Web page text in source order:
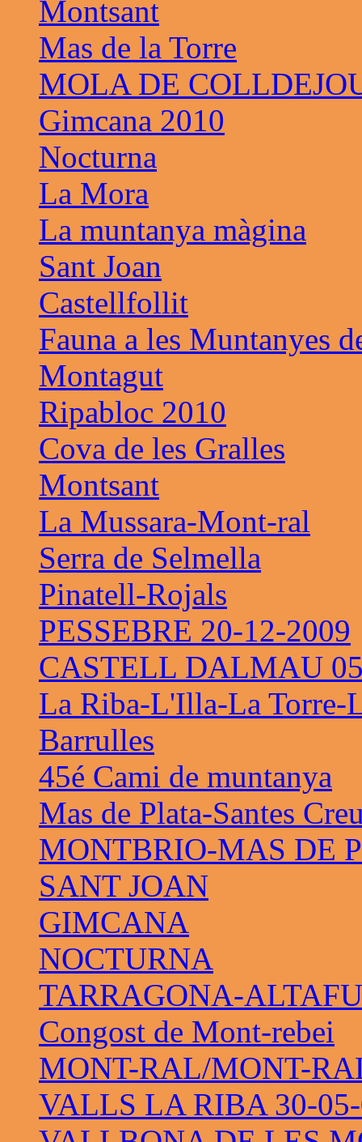
Montsant
Mas de la Torre
MOLA DE
Gimcana 2010
Nocturna
La Mora
La muntanya màgina
Sant Joan
Castellfollit
Fauna a les Muntanyes
Montagut
Ripabloc 2010
Cova de les Gralles
Montsant
La Mussara-Mont-ral
Serra de Selmella
Pinatell-Rojals
PESSEBRE 20-12-2009
CASTELL DALMAU
La Riba-L'Illa-La Torre-
Barrulles
45é Cami de muntanya
Mas de Plata-Santes
MONTBRIO-MAS DE
SANT JOAN
GIMCANA
NOCTURNA
TARRAGONA-
Congost de Mont-rebei
MONT-RAL/MONT-
VALLS LA RIBA 30-